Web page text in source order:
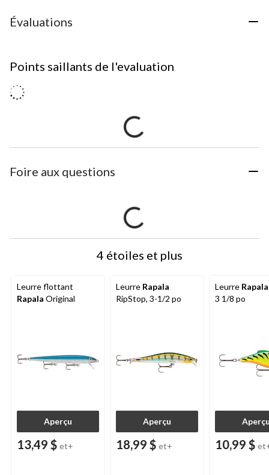
Évaluations
Points saillants de l'evaluation
Foire aux questions
4 étoiles et plus
Leurre flottant
Rapala Original
Aperçu
13,49 $ et+
Leurre Rapala
RipStop, 3-1/2 po
Aperçu
18,99 $ et+
Leurre Rapala
3 1/8 po
10,99 $